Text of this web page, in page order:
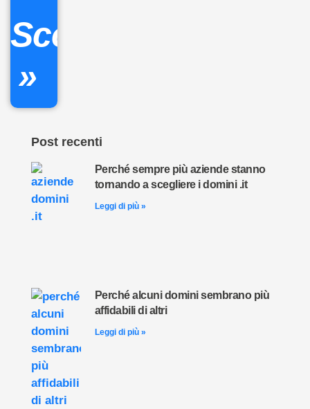
Scopri
»
Post recenti
Perché sempre più aziende stanno
tornando a scegliere i domini .it
Leggi di più »
Perché alcuni domini sembrano più
affidabili di altri
Leggi di più »